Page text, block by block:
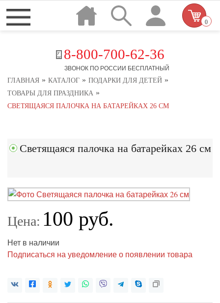
8-800-700-62-36
ЗВОНОК ПО РОССИИ БЕСПЛАТНЫЙ
0
ГЛАВНАЯ » КАТАЛОГ » ПОДАРКИ ДЛЯ ДЕТЕЙ »
ТОВАРЫ ДЛЯ ПРАЗДНИКА »
СВЕТЯЩАЯСЯ ПАЛОЧКА НА БАТАРЕЙКАХ 26 СМ
Светящаяся палочка на батарейках 26 см
Цена: 100 руб.
Нет в наличии
Подписаться на уведомление о появлении товара